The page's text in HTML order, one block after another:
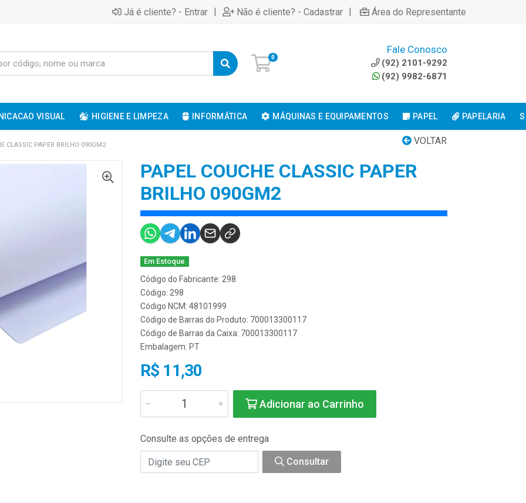
Já é cliente? - Entrar | Não é cliente? - Cadastrar | Área do Representante
0
Fale Conosco
(92) 2101-9292
(92) 9982-6871
VISUAL HIGIENE E LIMPEZA INFORMÁTICA MÁQUINAS E EQUIPAMENTOS PAPEL PAPELARIA
VOLTAR
CLASSIC PAPER BRILHO 090GM2
PAPEL COUCHE CLASSIC PAPER
BRILHO 090GM2
Em Estoque
Código do Fabricante: 298
Código: 298
Código NCM: 48101999
Código de Barras do Produto: 700013300117
Código de Barras da Caixa: 700013300117
Embalagem: PT
R$ 11,30
Adicionar ao Carrinho
Consulte as opções de entrega
Consultar